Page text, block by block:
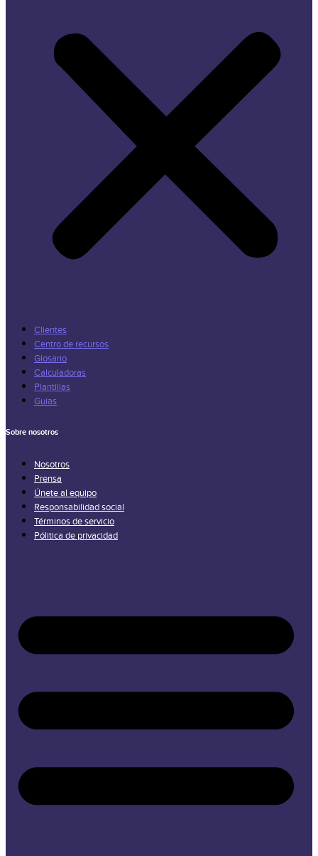
Clientes
Centro de recursos
Glosario
Calculadoras
Plantillas
Guías
Sobre nosotros
Nosotros
Prensa
Únete al equipo
Responsabilidad social
Términos de servicio
Pólitica de privacidad